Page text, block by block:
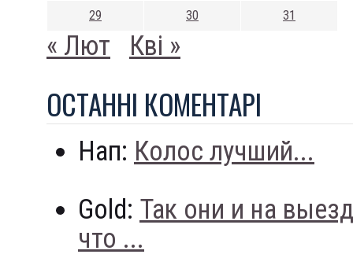
29 30 31
« Лют Кві »
ОСТАННI КОМЕНТАРI
Нап: Колос лучший...
Gold: Так они и на
что ...